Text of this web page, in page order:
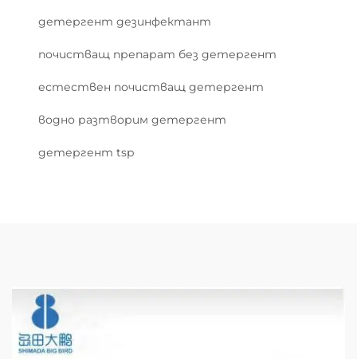
детергент дезинфектант
почистващ препарат без детергент
естествен почистващ детергент
водно разтворим детергент
детергент tsp